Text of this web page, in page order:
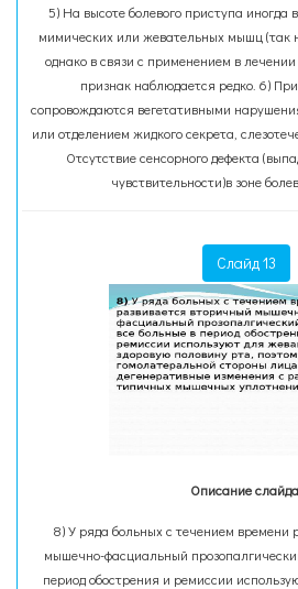
5) На высоте болевого приступа иногда
мимических или жевательных мышц (так
однако в связи с применением в
признак наблюдается редко. 6)
сопровождаются вегетативными
или отделением жидкого секрета,
Отсутствие сенсорного дефекта
чувствительности)в зоне
Слайд 13
Описание
8) У ряда больных с течением времени
мышечно-фасциальный
период обострения и ремиссии